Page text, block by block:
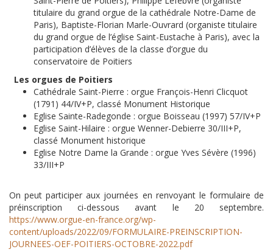
titulaire du grand orgue de la cathédrale Notre-Dame de
Paris), Baptiste-Florian Marle-Ouvrard (organiste titulaire
du grand orgue de l’église Saint-Eustache à Paris), avec la
participation d’élèves de la classe d’orgue du
conservatoire de Poitiers
Les orgues de Poitiers
Cathédrale Saint-Pierre : orgue François-Henri Clicquot
(1791) 44/IV+P, classé Monument Historique
Eglise Sainte-Radegonde : orgue Boisseau (1997) 57/IV+P
Eglise Saint-Hilaire : orgue Wenner-Debierre 30/III+P,
classé Monument historique
Eglise Notre Dame la Grande : orgue Yves Sévère (1996)
33/III+P
On peut participer aux journées en renvoyant le formulaire de
préinscription ci-dessous avant le 20 septembre.
https://www.orgue-en-france.org/wp-
content/uploads/2022/09/FORMULAIRE-PREINSCRIPTION-
JOURNEES-OEF-POITIERS-OCTOBRE-2022.pdf